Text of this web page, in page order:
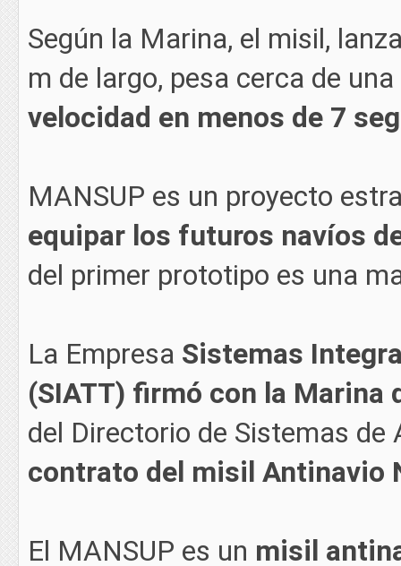
Según la Marina, el misil,
m de largo, pesa cerca de
velocidad en menos de 7
MANSUP es un proyecto
equipar los futuros navíos
del primer prototipo es una
La Empresa Sistemas
(SIATT) firmó con la Marina
del Directorio de Sistemas
contrato del misil Antinavio
El MANSUP es un misil